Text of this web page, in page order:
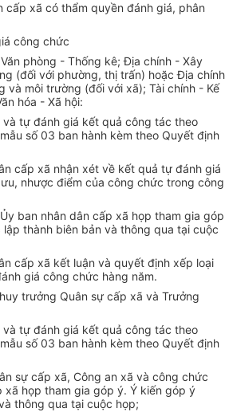
cấp xã có thẩm quyền đánh giá, phân
công chức
phòng - Thống kê; Địa chính - Xây
(đối với phường, thị trấn) hoặc Địa chính
và môi trường (đối với xã); Tài chính - Kế
hóa - Xã hội:
tự đánh giá kết quả công tác theo
số 03 ban hành kèm theo Quyết định
cấp xã nhận xét về kết quả tự đánh giá
nhược điểm của công chức trong công
ban nhân dân cấp xã họp tham gia góp
thành biên bản và thông qua tại cuộc
cấp xã kết luận và quyết định xếp loại
giá công chức hàng năm.
trưởng Quân sự cấp xã và Trưởng
tự đánh giá kết quả công tác theo
số 03 ban hành kèm theo Quyết định
sự cấp xã, Công an xã và công chức
xã họp tham gia góp ý. Ý kiến góp ý
thông qua tại cuộc họp;